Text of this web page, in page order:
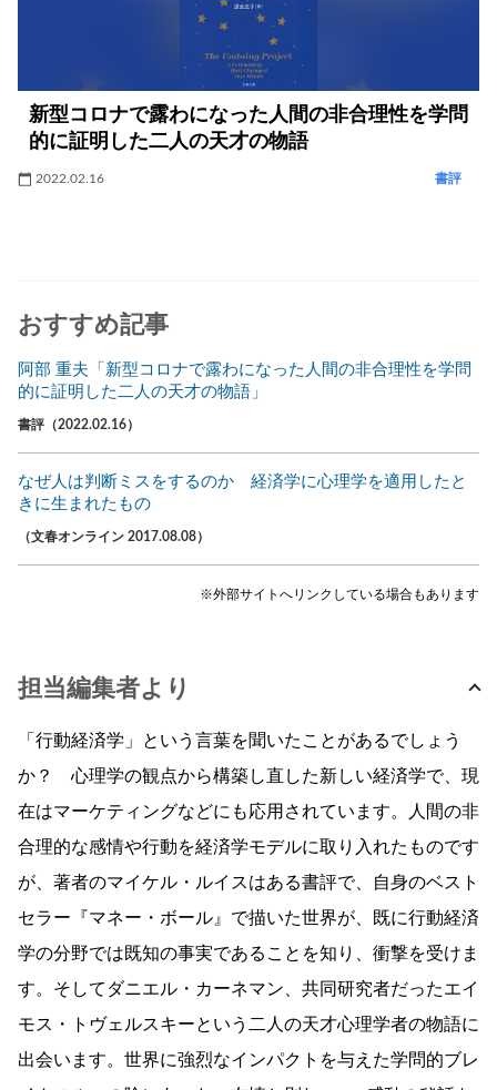
新型コロナで露わになった人間の非合理性を学問
的に証明した二人の天才の物語
2022.02.16 書評
おすすめ記事
阿部 重夫「新型コロナで露わになった人間の非合理性を学問
的に証明した二人の天才の物語」
書評（2022.02.16）
なぜ人は判断ミスをするのか 経済学に心理学を適用したと
きに生まれたもの
（文春オンライン 2017.08.08）
※外部サイトへリンクしている場合もあります
担当編集者より
「行動経済学」という言葉を聞いたことがあるでしょう
か？ 心理学の観点から構築し直した新しい経済学で、現
在はマーケティングなどにも応用されています。人間の非
合理的な感情や行動を経済学モデルに取り入れたものです
が、著者のマイケル・ルイスはある書評で、自身のベスト
セラー『マネー・ボール』で描いた世界が、既に行動経済
学の分野では既知の事実であることを知り、衝撃を受けま
す。そしてダニエル・カーネマン、共同研究者だったエイ
モス・トヴェルスキーという二人の天才心理学者の物語に
出会います。世界に強烈なインパクトを与えた学問的ブレ